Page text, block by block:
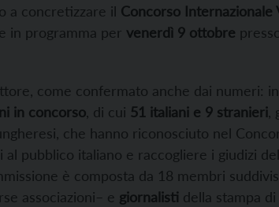
a concretizzare il Concorso Internazionale
in programma per venerdì 9 ottobre
come confermato anche dai numeri:
in concorso , di cui 51 italiani e 9 stranieri
che hanno riconosciuto nel
pubblico italiano e raccogliere i giudizi
è composta da 18 membri
associazioni– e giornalisti della stampa